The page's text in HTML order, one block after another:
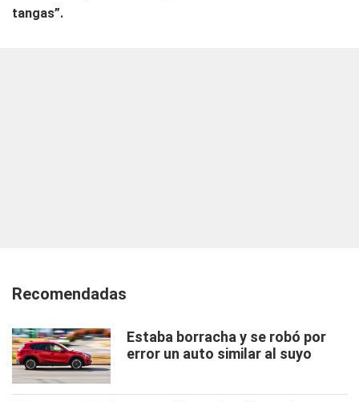
tangas”.
Recomendadas
Estaba borracha y se robó por
error un auto similar al suyo